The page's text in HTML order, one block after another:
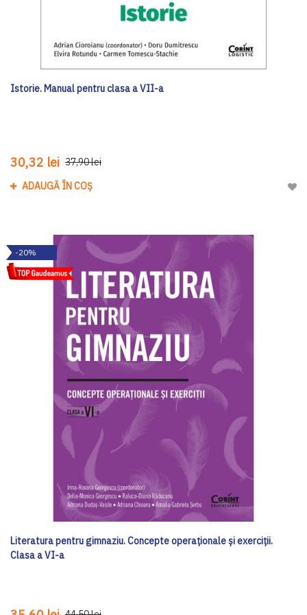
Istorie. Manual pentru clasa a VII-a
30,32 lei 37,90 lei
ADAUGĂ ÎN COȘ
-20%
Literatura pentru gimnaziu. Concepte operaționale și exerciții.
Clasa a VI-a